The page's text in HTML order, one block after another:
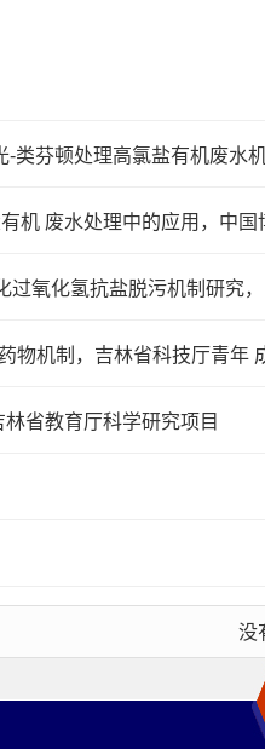
类芬顿处理高氯盐有机废水
机 废水处理中的应用，中国
氧化氢抗盐脱污机制研究
物机制，吉林省科技厅青年
省教育厅科学研究项目
没